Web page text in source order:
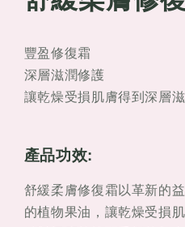
霜
50ml
豐盈修復霜
深層滋潤修護
讓乾燥受損肌膚得到深層滋
產品功效:
舒緩柔膚修復霜以革新的
的植物果油，讓乾燥受損